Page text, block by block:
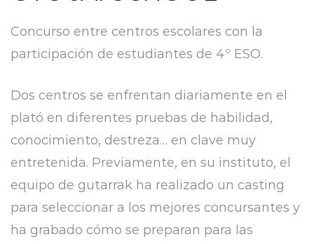
Concurso entre centros escolares con la
participación de estudiantes de 4º ESO.
Dos centros se enfrentan diariamente en el
plató en diferentes pruebas de habilidad,
conocimiento, destreza… en clave muy
entretenida. Previamente, en su instituto, el
equipo de gutarrak ha realizado un casting
para seleccionar a los mejores concursantes y
ha grabado cómo se preparan para las